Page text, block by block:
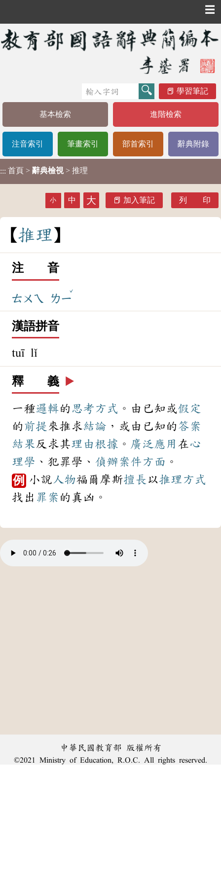
☰
學習筆記
基本檢索 進階檢索
注音索引 筆畫索引 部首索引 辭典附錄
::: 首頁 > 辭典檢視 > 推理
小 中 大 加入筆記 列 印
推理
注 音
ㄊㄨㄟ ㄌㄧ
ˇ
漢語拼音
tuī lǐ
釋 義 ▶️
一種邏輯的 思考方式 。由已知或假定
的 前提 來推求結論 ，或由已知的 答案
結果反求其理由根據 。 廣泛應用 在心
理學 、犯罪學、 偵辦案件 方面 。
例 小說人物福爾摩斯擅長 以推理 方式
找出 罪案 的真凶。
中華民國教育部 版權所有
©2021 Ministry of Education, R.O.C. All rights reserved.